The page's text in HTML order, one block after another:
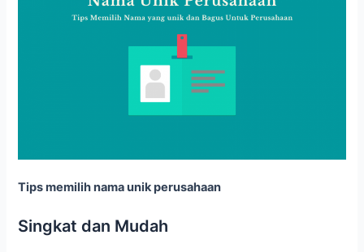
Tips memilih nama unik perusahaan
Singkat dan Mudah